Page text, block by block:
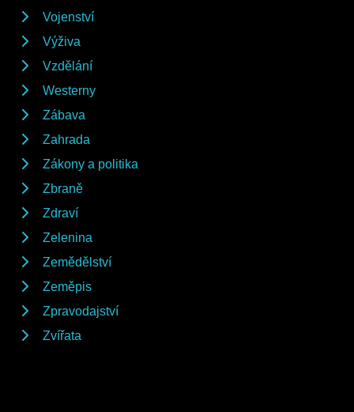
Vojenství
Výživa
Vzdělání
Westerny
Zábava
Zahrada
Zákony a politika
Zbraně
Zdraví
Zelenina
Zemědělství
Zeměpis
Zpravodajství
Zvířata